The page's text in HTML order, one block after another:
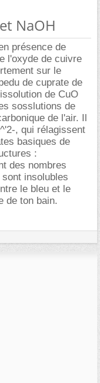
NaOH
présence de
l'oxyde de cuivre
sur le
de cuprate de
de CuO
sosslutions de
de l'air. Il
, qui rélagissent
basiques de
:
des nombres
insolubles
le bleu et le
de ton bain.